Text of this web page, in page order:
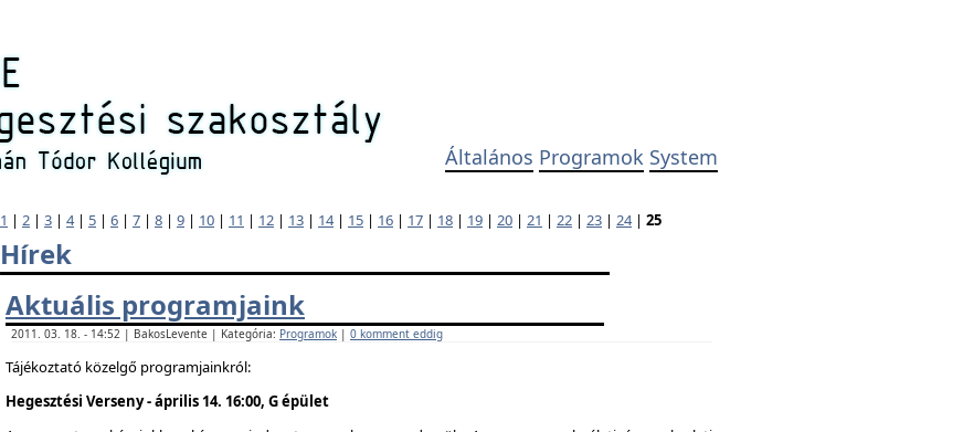
Általános Programok System
1 | 2 | 3 | 4| 5 | 6 | 7 | 8 | 9 | 10 | 11 | 12 | 13 | 14| 15 | 16 | 17 | 18 | 19 | 20 | 21 | 22 | 23 | 24| 25
Hírek
Aktuális programjaink
2011. 03. 18. - 14:52 | BakosLevente | Kategória: Programok | 0 komment eddig
Tájékoztató közelgő programjainkról:
Hegesztési Verseny - április 14. 16:00, G épület